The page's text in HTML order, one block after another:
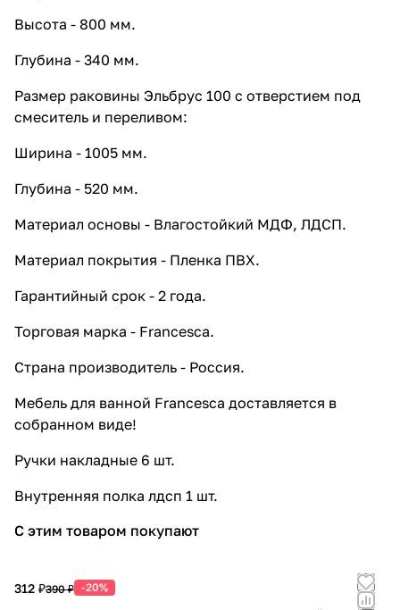
50 белый
Шкаф навесной Francesca Империя
7 164 ₽ x 1 шт7 960 ₽
Экран под ванну Francesca
9 153 ₽ x 1 шт
Экран под ванну Francesca
10 143 ₽ x 1 шт11 270 ₽
Империя 180 распашной белый
11 088 ₽ x 1 шт 12 320 ₽
Высота - 800 мм.
Глубина - 340 мм.
Размер раковины Эльбрус 100 с отверстием под
смеситель и переливом:
Ширина - 1005 мм.
Глубина - 520 мм.
Материал основы - Влагостойкий МДФ, ЛДСП.
Материал покрытия - Пленка ПВХ.
Гарантийный срок - 2 года.
Торговая марка - Francesca.
Страна производитель - Россия.
Мебель для ванной Francesca доставляется в
собранном виде!
Ручки накладные 6 шт.
Внутренняя полка лдсп 1 шт.
С этим товаром покупают
312 ₽390 ₽ -20%